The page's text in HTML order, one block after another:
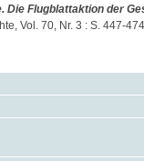
Die Flugblattaktion der
Vol. 70, Nr. 3 : S. 447-474